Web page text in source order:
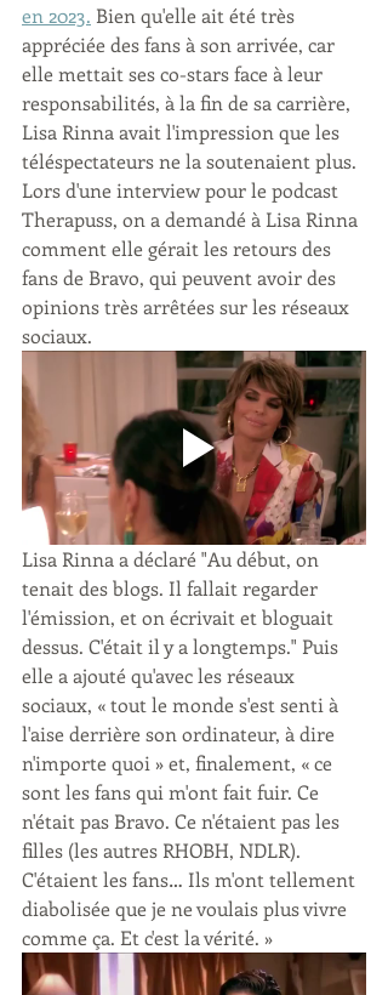
en 2023. Bien qu'elle ait été très
appréciée des fans à son arrivée, car
elle mettait ses co-stars face à leur
responsabilités, à la fin de sa carrière,
Lisa Rinna avait l'impression que les
téléspectateurs ne la soutenaient plus.
Lors d'une interview pour le podcast
Therapuss, on a demandé à Lisa Rinna
comment elle gérait les retours des
fans de Bravo, qui peuvent avoir des
opinions très arrêtées sur les réseaux
sociaux.
Lisa Rinna a déclaré "Au début, on
tenait des blogs. Il fallait regarder
l'émission, et on écrivait et bloguait
dessus. C'était il y a longtemps." Puis
elle a ajouté qu'avec les réseaux
sociaux, « tout le monde s'est senti à
l'aise derrière son ordinateur, à dire
n'importe quoi » et, finalement, « ce
sont les fans qui m'ont fait fuir. Ce
n'était pas Bravo. Ce n'étaient pas les
filles (les autres RHOBH, NDLR).
C'étaient les fans… Ils m'ont tellement
diabolisée que je ne voulais plus vivre
comme ça. Et c'est la vérité. »